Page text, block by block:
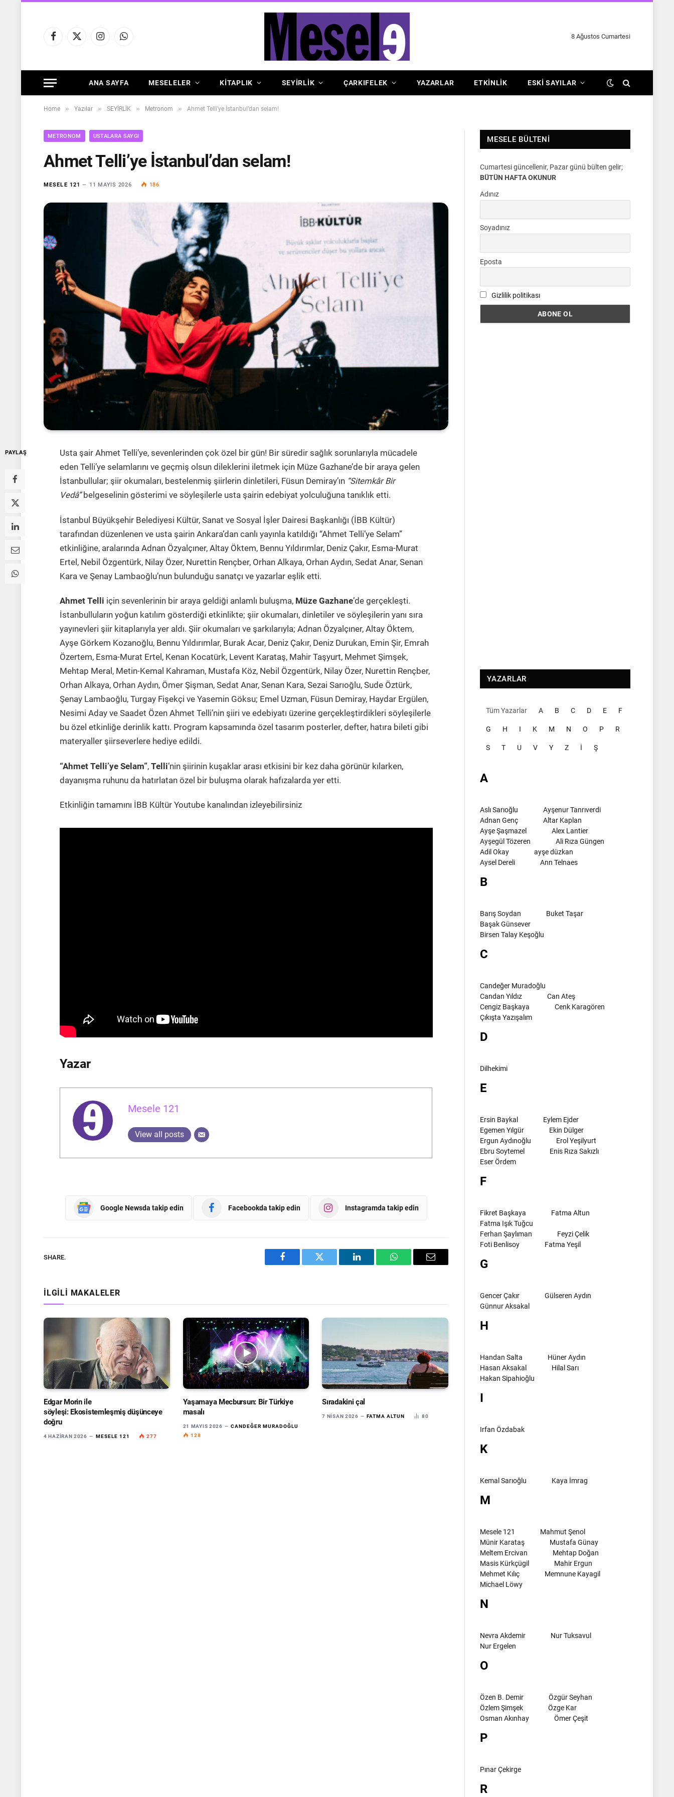
Facebook
X
InstagramWhatsApp
8 Ağustos Cumartesi
ANA SAYFA MESELELER KİTAPLIK SEYİRLİK ÇARKIFELEK YAZARLAR ETKINLIK ESKI SAYILAR
Home » Yazılar » SEYİRLİK » Metronom » Ahmet Telli’ye İstanbul’dan selam!
METRONOM USTALARA SAYGI
Ahmet Telli’ye İstanbul’dan selam!
MESELE 121 11 MAYIS 2026 186
PAYLAŞ
Usta şair Ahmet Telli’ye, sevenlerinden çok özel bir gün! Bir süredir sağlık sorunlarıyla mücadele
eden Telli’ye selamlarını ve geçmiş olsun dileklerini iletmek için Müze Gazhane’de bir araya gelen
İstanbullular; şiir okumaları, bestelenmiş şiirlerin dinletileri, Füsun Demiray’ın “Sitemkâr Bir
Vedâ”belgeselinin gösterimi ve söyleşilerle usta şairin edebiyat yolculuğuna tanıklık etti.
İstanbul Büyükşehir Belediyesi Kültür, Sanat ve Sosyal İşler Dairesi Başkanlığı (İBB Kültür)
tarafından düzenlenen ve usta şairin Ankara’dan canlı yayınla katıldığı “Ahmet Telli’ye Selam”
etkinliğine, aralarında Adnan Özyalçıner, Altay Öktem, Bennu Yıldırımlar, Deniz Çakır, Esma-Murat
Ertel, Nebil Özgentürk, Nilay Özer, Nurettin Rençber, Orhan Alkaya, Orhan Aydın, Sedat Anar, Senan
Kara ve Şenay Lambaoğlu’nun bulunduğu sanatçı ve yazarlar eşlik etti.
Ahmet Telli için sevenlerinin bir araya geldiği anlamlı buluşma, Müze Gazhane’de gerçekleşti.
İstanbulluların yoğun katılım gösterdiği etkinlikte; şiir okumaları, dinletiler ve söyleşilerin yanı sıra
yayınevleri şiir kitaplarıyla yer aldı. Şiir okumaları ve şarkılarıyla; Adnan Özyalçıner, Altay Öktem,
Ayşe Görkem Kozanoğlu, Bennu Yıldırımlar, Burak Acar, Deniz Çakır, Deniz Durukan, Emin Şir, Emrah
Özertem, Esma-Murat Ertel, Kenan Kocatürk, Levent Karataş, Mahir Taşyurt, Mehmet Şimşek,
Mehtap Meral, Metin-Kemal Kahraman, Mustafa Köz, Nebil Özgentürk, Nilay Özer, Nurettin Rençber,
Orhan Alkaya, Orhan Aydın, Ömer Şişman, Sedat Anar, Senan Kara, Sezai Sarıoğlu, Sude Öztürk,
Şenay Lambaoğlu, Turgay Fişekçi ve Yasemin Göksu; Emel Uzman, Füsun Demiray, Haydar Ergülen,
Nesimi Aday ve Saadet Özen Ahmet Telli’nin şiiri ve edebiyatı üzerine gerçekleştirdikleri söyleşilerle
bu özel etkinliğe derinlik kattı. Program kapsamında özel tasarım posterler, defter, hatıra bileti gibi
materyaller şiirseverlere hediye edildi.
“Ahmet Telli’ye Selam”, Telli’nin şiirinin kuşaklar arası etkisini bir kez daha görünür kılarken,
dayanışma ruhunu da hatırlatan özel bir buluşma olarak hafızalarda yer etti.
Etkinliğin tamamını İBB Kültür Youtube kanalından izleyebilirsiniz
Yazar
Mesele 121
View all posts
Google Newsda takip edin Facebookda takip edin Instagramda takip edin
SHARE.
Facebook Twitter LinkedIn WhatsAppEmail
İLGILI MAKALELER
Edgar Morin ile
söyleşi: Ekosistemleşmiş düşünceye
doğru
4 HAZIRAN 2026 MESELE 121 277
Yaşamaya Mecbursun: Bir Türkiye
masalı
21 MAYIS 2026
CANDEĞER MURADOĞLU
128
Sıradakini çal
7 NISAN 2026 FATMA ALTUN 80
MESELE BÜLTENI
Cumartesi güncellenir, Pazar günü bülten gelir;
BÜTÜN HAFTA OKUNUR
Adınız
Soyadınız
Eposta
Gizlilik politikası
YAZARLAR
Tüm Yazarlar A B C D E F
G H I K M N O P R
S T U V Y Z İ Ş
A
Aslı Sarıoğlu
Ayşenur Tanrıverdi
Adnan Genç
Altar Kaplan
Ayşe Şaşmazel
Alex Lantier
Ayşegül Tözeren
Ali Rıza Güngen
Adil Okay
ayşe düzkan
Aysel Dereli
Ann Telnaes
B
Barış Soydan
Buket Taşar
Başak Günsever
Birsen Talay Keşoğlu
C
Candeğer Muradoğlu
Candan Yıldız
Can Ateş
Cengiz Başkaya
Cenk Karagören
Çıkışta Yazışalım
D
Dilhekimi
E
Ersin Baykal
Eylem Ejder
Egemen Yılgür
Ekin Dülger
Ergun Aydınoğlu
Erol Yeşilyurt
Ebru Soytemel
Enis Rıza Sakızlı
Eser Ördem
F
Fikret Başkaya
Fatma Altun
Fatma Işık Tuğcu
Ferhan Şaylıman
Feyzi Çelik
Foti Benlisoy
Fatma Yeşil
G
Gencer Çakır
Gülseren Aydın
Günnur Aksakal
H
Handan Salta
Hüner Aydın
Hasan Aksakal
Hilal Sarı
Hakan Sipahioğlu
I
Irfan Özdabak
K
Kemal Sarıoğlu Kaya İmrag
M
Mesele 121
Mahmut Şenol
Münir Karataş
Mustafa Günay
Meltem Ercivan
Mehtap Doğan
Masis Kürkçügil
Mahir Ergun
Mehmet Kılıç
Memnune Kayagil
Michael Löwy
N
Nevra Akdemir
Nur Tuksavul
Nur Ergelen
O
Özen B. Demir
Özgür Seyhan
Özlem Şimşek
Özge Kar
Osman Akınhay
Ömer Çeşit
P
Pınar Çekirge
R